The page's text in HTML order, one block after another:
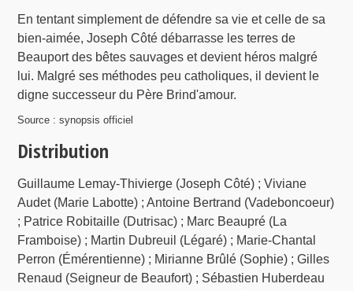
En tentant simplement de défendre sa vie et celle de sa
bien-aimée, Joseph Côté débarrasse les terres de
Beauport des bêtes sauvages et devient héros malgré
lui. Malgré ses méthodes peu catholiques, il devient le
digne successeur du Père Brind'amour.
Source : synopsis officiel
Distribution
Guillaume Lemay-Thivierge (Joseph Côté) ; Viviane
Audet (Marie Labotte) ; Antoine Bertrand (Vadeboncoeur)
; Patrice Robitaille (Dutrisac) ; Marc Beaupré (La
Framboise) ; Martin Dubreuil (Légaré) ; Marie-Chantal
Perron (Émérentienne) ; Mirianne Brûlé (Sophie) ; Gilles
Renaud (Seigneur de Beaufort) ; Sébastien Huberdeau